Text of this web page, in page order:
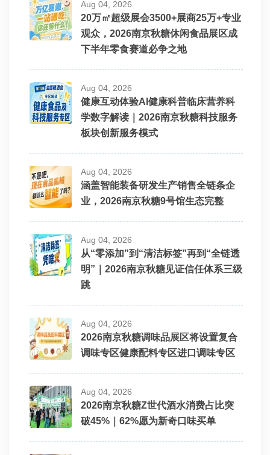
Aug 04, 2026
20万㎡超级展会3500+展商25万+专业
观众，2026南京秋糖休闲食品展区成
下半年零食赛道必争之地
Aug 04, 2026
健康互动体验AI健康科普临床营养科
学数字解读｜2026南京秋糖科技服务
板块创新服务模式
Aug 04, 2026
涵盖智能装备研发生产销售全链条企
业，2026南京秋糖9号馆生态完整
Aug 04, 2026
从“零添加”到“清洁标签”再到“全链透
明”｜2026南京秋糖见证信任体系三级
跳
Aug 04, 2026
2026南京秋糖调味品展区将设置复合
调味专区健康配料专区进口调味专区
Aug 04, 2026
2026南京秋糖Z世代酒水消费占比突
破45%｜62%愿为新奇口味买单